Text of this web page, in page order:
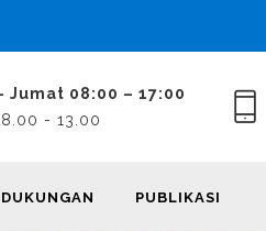
Jumat 08:00 – 17:00
- 13.00
DUKUNGAN PUBLIKASI